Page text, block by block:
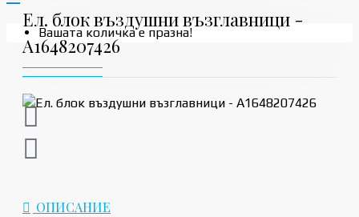
Вашата количка е празна!
Ел. блок въздушни възглавници -
A1648207426
ОПИСАНИЕ